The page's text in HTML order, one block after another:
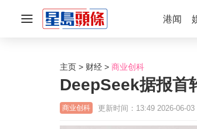
港闻
主页 财经 商业创科
DeepSeek据报首
商业创科 更新时间：13:49 2026-06-03